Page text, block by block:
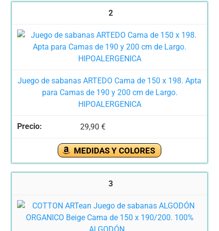
2
Juego de sabanas ARTEDO Cama de 150 x 198. Apta
para Camas de 190 y 200 cm de Largo.
HIPOALERGENICA
29,90 €
MEDIDAS Y COLORES
3